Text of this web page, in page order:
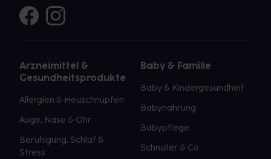
Arzneimittel &
Gesundheitsprodukte
Allergien & Heuschnupfen
Auge, Nase & Ohr
Beruhigung, Schlaf &
Stress
Baby & Familie
Baby & Kindergesundheit
Babynahrung
Babypflege
Schnuller & Co.